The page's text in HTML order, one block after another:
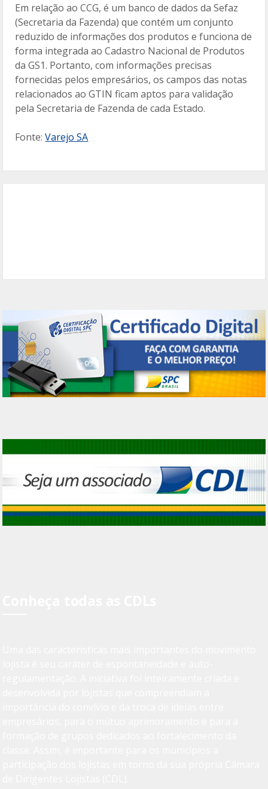
Em relação ao CCG, é um banco de dados da Sefaz
(Secretaria da Fazenda) que contém um conjunto
reduzido de informações dos produtos e funciona de
forma integrada ao Cadastro Nacional de Produtos
da GS1. Portanto, com informações precisas
fornecidas pelos empresários, os campos das notas
relacionados ao GTIN ficam aptos para validação
pela Secretaria de Fazenda de cada Estado.
Fonte:Varejo SA